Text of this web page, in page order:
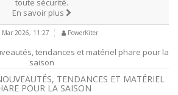
toute sécurité.
En savoir plus
Mar 2026, 11:27 PowerKiter
TENDANCES ET MATÉRIEL
POUR LA SAISON